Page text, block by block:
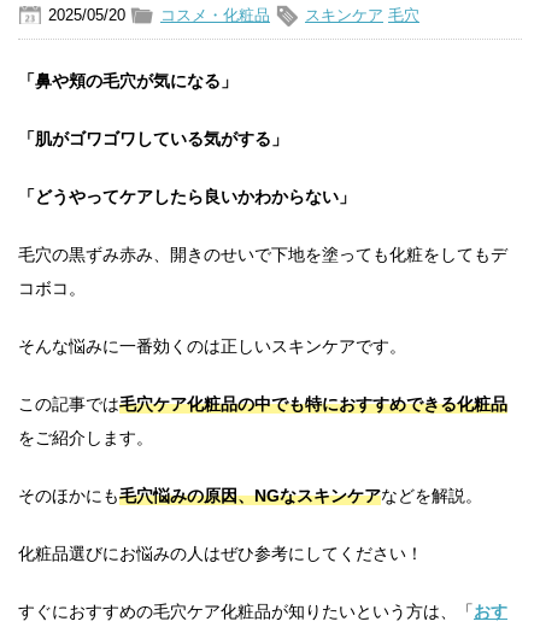
2025/05/20 コスメ・化粧品 スキンケア 毛穴
「鼻や頬の毛穴が気になる」
「肌がゴワゴワしている気がする」
「どうやってケアしたら良いかわからない」
毛穴の黒ずみ赤み、開きのせいで下地を塗っても化粧をしてもデ
コボコ。
そんな悩みに一番効くのは正しいスキンケアです。
この記事では毛穴ケア化粧品の中でも特におすすめできる化粧品
をご紹介します。
そのほかにも毛穴悩みの原因、NGなスキンケアなどを解説。
化粧品選びにお悩みの人はぜひ参考にしてください！
すぐにおすすめの毛穴ケア化粧品が知りたいという方は、「おす